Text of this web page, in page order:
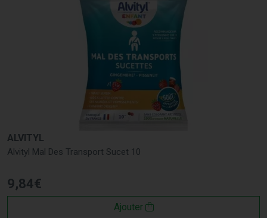
ALVITYL
Alvityl Mal Des Transport Sucet 10
9,84€
Ajouter